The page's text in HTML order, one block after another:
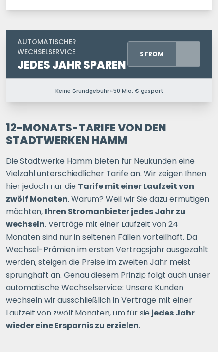
AUTOMATISCHER
WECHSELSERVICE
JEDES JAHR SPAREN
STROM
PERSONEN IM HAUSHALT
Ihre Postleitzahl
ERSPARNIS BERECHNEN
oderdirekt registrieren
Keine Grundgebühr+50 Mio. € gespart
12-MONATS-TARIFE VON DEN
STADTWERKEN HAMM
Die Stadtwerke Hamm bieten für Neukunden eine
Vielzahl unterschiedlicher Tarife an. Wir zeigen Ihnen
hier jedoch nur die Tarife mit einer Laufzeit von
zwölf Monaten. Warum? Weil wir Sie dazu ermutigen
möchten, Ihren Stromanbieter jedes Jahr zu
wechseln. Verträge mit einer Laufzeit von 24
Monaten sind nur in seltenen Fällen vorteilhaft. Da
Wechsel-Prämien im ersten Vertragsjahr ausgezahlt
werden, steigen die Preise im zweiten Jahr meist
sprunghaft an. Genau diesem Prinzip folgt auch unser
automatische Wechselservice: Unsere Kunden
wechseln wir ausschließlich in Verträge mit einer
Laufzeit von zwölf Monaten, um für sie jedes Jahr
wieder eine Ersparnis zu erzielen.